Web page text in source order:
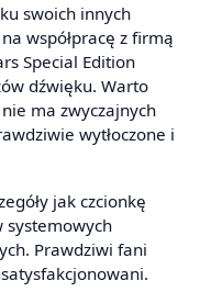
swoich innych
współpracę z firmą
Special Edition
dźwięku. Warto
ma zwyczajnych
wytłoczone i
jak czcionkę
systemowych
Prawdziwi fani